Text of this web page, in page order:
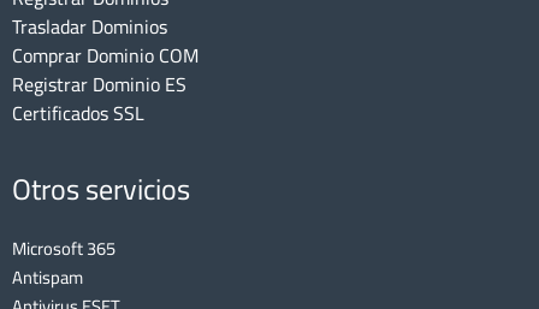
Trasladar Dominios
Comprar Dominio COM
Registrar Dominio ES
Certificados SSL
Otros servicios
Microsoft 365
Antispam